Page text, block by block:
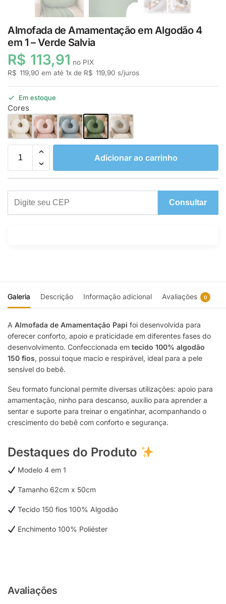
Almofada de Amamentação em Algodão 4
em 1 – Verde Salvia
R$ 113,91 no PIX
R$ 119,90 em até 1x de R$ 119,90 s/juros
Em estoque
Cores
Adicionar ao carrinho
Consultar
Galeria Descrição Informação adicional Avaliações 0
A Almofada de Amamentação Papi foi desenvolvida para
oferecer conforto, apoio e praticidade em diferentes fases do
desenvolvimento. Confeccionada em tecido 100% algodão
150 fios, possui toque macio e respirável, ideal para a pele
sensível do bebê.
Seu formato funcional permite diversas utilizações: apoio para
amamentação, ninho para descanso, auxílio para aprender a
sentar e suporte para treinar o engatinhar, acompanhando o
crescimento do bebê com conforto e segurança.
Destaques do Produto
Modelo 4 em 1
Tamanho 62cm x 50cm
Tecido 150 fios 100% Algodão
Enchimento 100% Poliéster
Avaliações